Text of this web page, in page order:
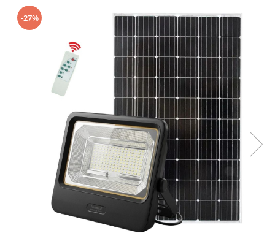
Lampi Solare Decorative
CASA SI GRADINA
Decoratiuni Solare Gradina
Veioze si Lampi
Produse Pentru Casa
Scule Si Accesorii
sanatate si ingrijire
-27%